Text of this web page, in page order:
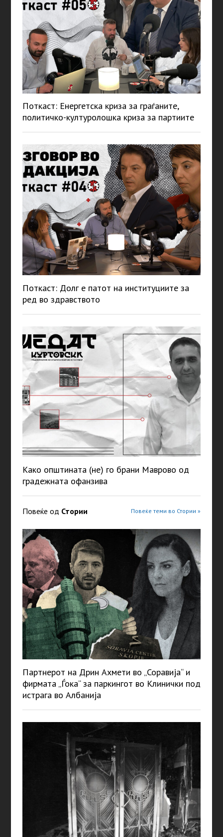
Поткаст: Енергетска криза за граѓаните,
политичко-културолошка криза за партиите
Поткаст: Долг е патот на институциите за
ред во здравството
Како општината (не) го брани Маврово од
градежната офанзива
Повеќе од Стории Повеќе теми во Стории »
Партнерот на Дрин Ахмети во „Соравија“ и
фирмата „Ѓока“ за паркингот во Клинички под
истрага во Албанија